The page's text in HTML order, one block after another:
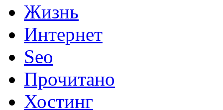
Жизнь
Интернет
Seo
Прочитано
Хостинг